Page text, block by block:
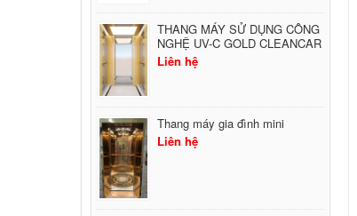
THANG MÁY SỬ DỤNG CÔNG
NGHỆ UV-C GOLD CLEANCAR
Liên hệ
Thang máy gia đình mini
Liên hệ